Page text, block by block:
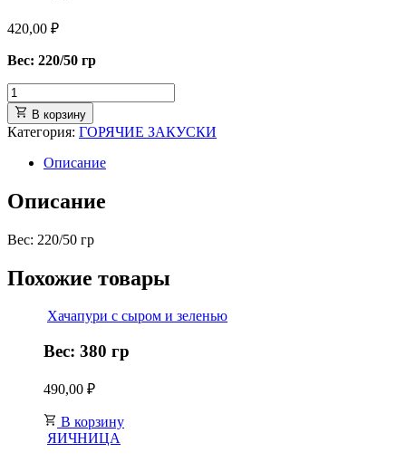
420,00 ₽
Вес: 220/50 гр
В корзину
Категория: ГОРЯЧИЕ ЗАКУСКИ
Описание
Описание
Вес: 220/50 гр
Похожие товары
Хачапури с сыром и зеленью
Вес: 380 гр
490,00 ₽
В корзину
ЯИЧНИЦА